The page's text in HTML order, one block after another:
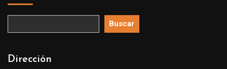
Buscar
Dirección